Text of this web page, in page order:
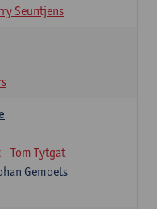
Seuntjens
Tom Tytgat
Gemoets